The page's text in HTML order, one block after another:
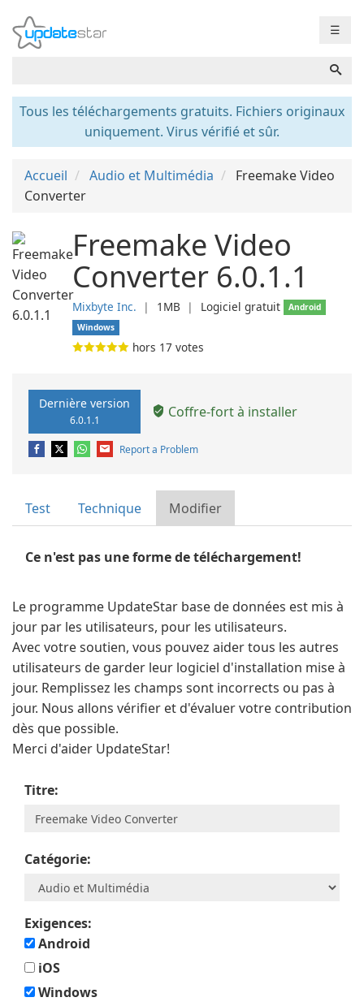
☰
Tous les téléchargements gratuits. Fichiers originaux
uniquement. Virus vérifié et sûr.
Accueil Audio et Multimédia
Freemake Video
Converter
Freemake Video
Converter 6.0.1.1
Mixbyte Inc. ❘ 1MB ❘ Logiciel gratuit
Android
Windows
hors 17 votes
Dernière version
6.0.1.1 Coffre-fort à installer
Report a Problem
Test Technique Modifier
Ce n'est pas une forme de téléchargement!
Le programme UpdateStar base de données est mis à
jour par les utilisateurs, pour les utilisateurs.
Avec votre soutien, vous pouvez aider tous les autres
utilisateurs de garder leur logiciel d'installation mise à
jour. Remplissez les champs sont incorrects ou pas à
jour. Nous allons vérifier et d'évaluer votre contribution
dès que possible.
Merci d'aider UpdateStar!
Titre:
Catégorie:
Exigences:
Android
iOS
Windows